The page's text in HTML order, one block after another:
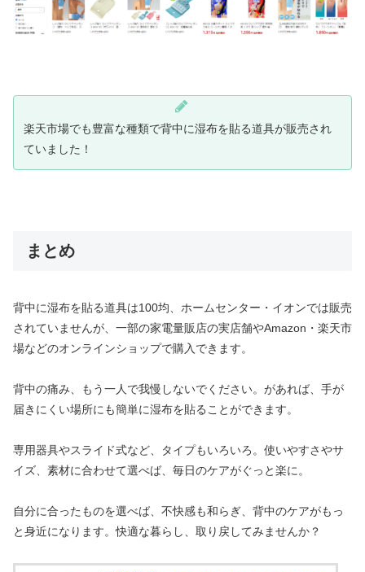
楽天市場でも豊富な種類で背中に湿布を貼る道具が販売され
ていました！
まとめ
背中に湿布を貼る道具は100均、ホームセンター・イオンでは販売
されていませんが、一部の家電量販店の実店舗やAmazon・楽天市
場などのオンラインショップで購入できます。
背中の痛み、もう一人で我慢しないでください。があれば、手が
届きにくい場所にも簡単に湿布を貼ることができます。
専用器具やスライド式など、タイプもいろいろ。使いやすさやサ
イズ、素材に合わせて選べば、毎日のケアがぐっと楽に。
自分に合ったものを選べば、不快感も和らぎ、背中のケアがもっ
と身近になります。快適な暮らし、取り戻してみませんか？